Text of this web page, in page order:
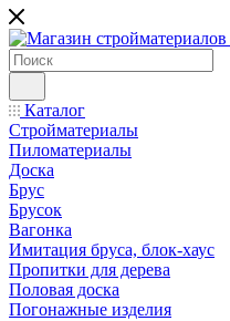
Каталог
Стройматериалы
Пиломатериалы
Доска
Брус
Брусок
Вагонка
Имитация бруса, блок-хаус
Пропитки для дерева
Половая доска
Погонажные изделия